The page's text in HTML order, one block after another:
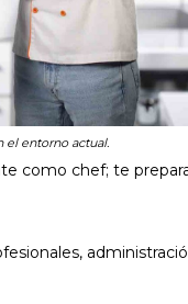
el entorno actual.
como chef; te